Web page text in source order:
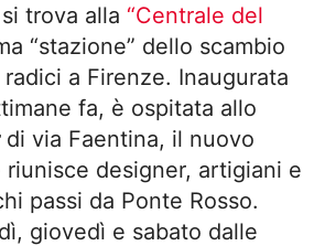
trova alla “Centrale del
“stazione” dello scambio
a Firenze. Inaugurata
fa, è ospitata allo
di via Faentina, il nuovo
designer, artigiani e
passi da Ponte Rosso.
giovedì e sabato dalle